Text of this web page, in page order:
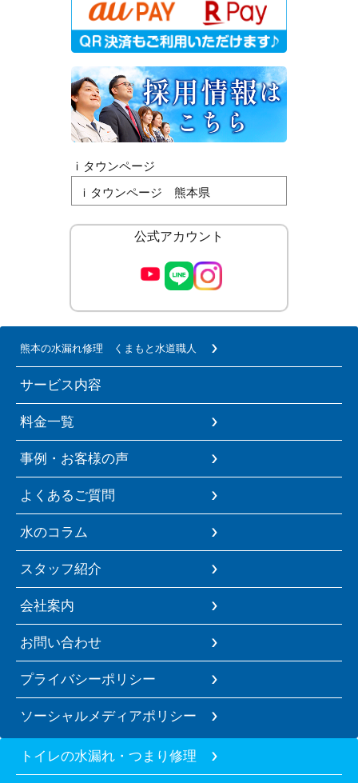
ｉタウンページ
ｉタウンページ 熊本県
公式アカウント
熊本の水漏れ修理 くまもと水道職人
サービス内容
料金一覧
事例・お客様の声
よくあるご質問
水のコラム
スタッフ紹介
会社案内
お問い合わせ
プライバシーポリシー
ソーシャルメディアポリシー
トイレの水漏れ・つまり修理